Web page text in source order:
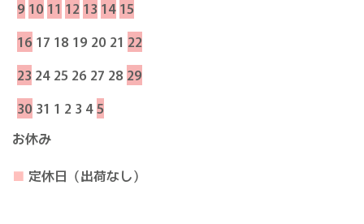
9 10 11 12 13 14 15
16 17 18 19 20 21 22
23 24 25 26 27 28 29
30 31 1 2 3 45
お休み
■ 定休日（出荷なし）